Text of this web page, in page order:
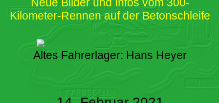
Kilometer-Rennen auf der Betonschleife
Altes Fahrerlager: Hans Heyer